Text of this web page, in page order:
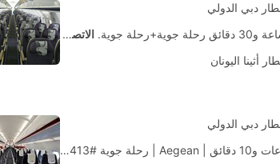
الاتصال الذاتي
رحلة جوية #A33413 |الاقتصاد